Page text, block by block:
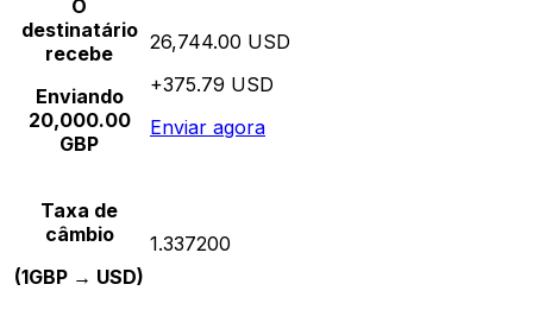
O
destinatário
recebe
Enviando
20,000.00
GBP
26,744.00 USD
+375.79 USD
Enviar agora
Taxa de
câmbio
(1GBP → USD)
1.337200